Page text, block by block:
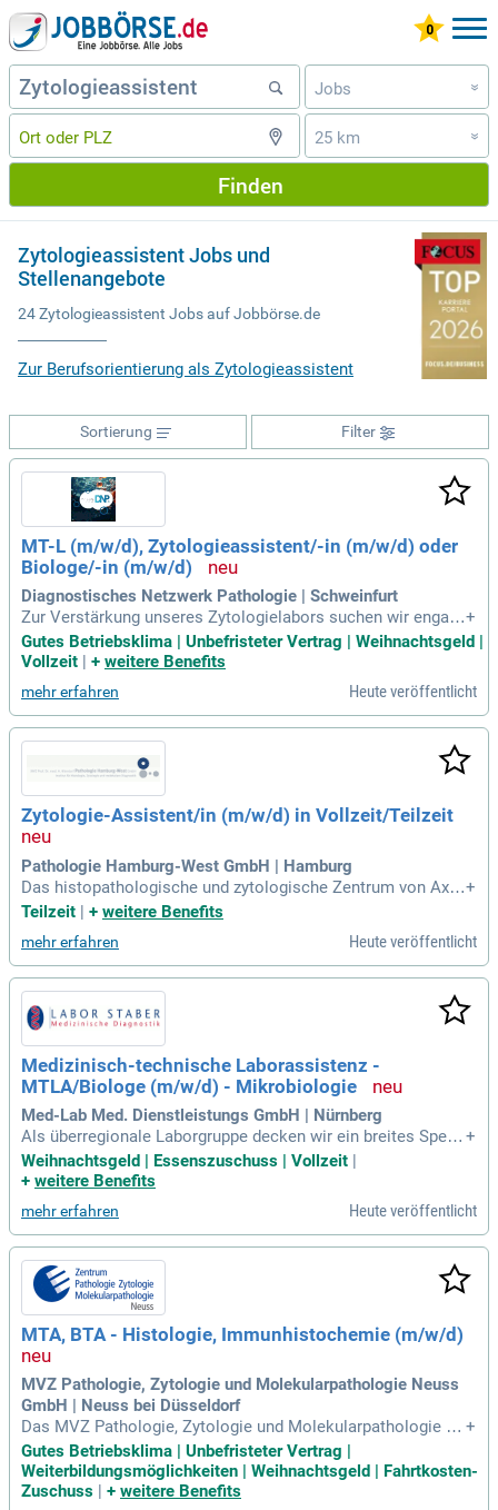
Jobs »
25 km »
Finden
Zytologieassistent Jobs und
Stellenangebote
24 Zytologieassistent Jobs auf Jobbörse.de
Zur Berufsorientierung als Zytologieassistent
Filter
Sortierung
MT-L (m/w/d), Zytologieassistent/-in (m/w/d) oder
Biologe/-in (m/w/d)
Diagnostisches Netzwerk Pathologie | Schweinfurt
Zur Verstärkung unseres Zytologielabors suchen wir engagi
erte MT-L, Zytologieassistenten oder Biologen (m/w/d). Uns
er Team zeichnet sich durch hohe fachliche Kompetenz und
he Beurteilung zytologischer Präparate und die Aufarbeitung
von Untersuchungsergebnissen. Eine enge Zusammenarbeit
mit Ärzten und Laborfachkräften gehört ebenfalls zu Ihren A
ufgaben. Ideale Bewerber verfügen über eine Ausbildung als
Zytologieassistent oder MT-L. Bewerben Sie sich jetzt und tr
agen Sie zur medizinischen Versorgung unserer Patienten b
ei!
+
Gutes Betriebsklima | Unbefristeter Vertrag | Weihnachtsgeld |
Vollzeit
+ weitere Benefits
mehr erfahren Heute veröffentlicht
Zytologie-Assistent/in (m/w/d) in Vollzeit/Teilzeit
Pathologie Hamburg-West GmbH | Hamburg
Das histopathologische und zytologische Zentrum von Axel
Niendorf in Altona, Hamburg, bietet umfassende Untersuch
Wir nutzen ein selbständiges Screening für verschiedene zyt
ologische Präparate, einschließlich Thin Prep und computer
unterstützter Zytologie. Daher suchen wir engagierte Zytolo
gie-Assistenten (m/w/d), Biologen (m/w/d) und MTAs (m/
w/d) mit zytologischen Kenntnissen, auch Berufseinsteiger
sind willkommen. Freude an der Teamarbeit, hohe Einsatzbe
reitschaft und eine strukturierte Arbeitsweise sind uns wich
tig. Wir bieten eine anspruchsvolle Tätigkeit in einem komp
etenten Team. Bewerben Sie sich jetzt für eine spannende K
arriere im Gesundheitswesen!
+
Teilzeit | + weitere Benefits
mehr erfahren Heute veröffentlicht
Medizinisch-technische Laborassistenz -
MTLA/Biologe (m/w/d) - Mikrobiologie
Med-Lab Med. Dienstleistungs GmbH | Nürnberg
Als überregionale Laborgruppe decken wir ein breites Spekt
rum ab; von Labormedizin und Mikrobiologie bis hin zu Zyto
logie, Pathologie und Transfusionsmedizin.
+
Weihnachtsgeld | Essenszuschuss | Vollzeit |
+ weitere Benefits
mehr erfahren Heute veröffentlicht
MTA, BTA - Histologie, Immunhistochemie (m/w/d)
MVZ Pathologie, Zytologie und Molekularpathologie Neuss
GmbH | Neuss bei Düsseldorf
Das MVZ Pathologie, Zytologie und Molekularpathologie in
Neuss versorgt als Standort der Sonic; Healthcare Germany
verschiedene Krankenhäuser der Region sowie zahlreiche A
rztpraxen regional und überregional.
+
Gutes Betriebsklima | Unbefristeter Vertrag |
Weiterbildungsmöglichkeiten | Weihnachtsgeld | Fahrtkosten-
Zuschuss
+ weitere Benefits